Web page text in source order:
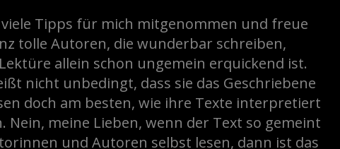
viele Tipps für mich mitgenommen und freue
tolle Autoren, die wunderbar schreiben,
allein schon ungemein erquickend ist.
nicht unbedingt, dass sie das Geschriebene
doch am besten, wie ihre Texte interpretiert
Nein, meine Lieben, wenn der Text so gemeint
und Autoren selbst lesen, dann ist das